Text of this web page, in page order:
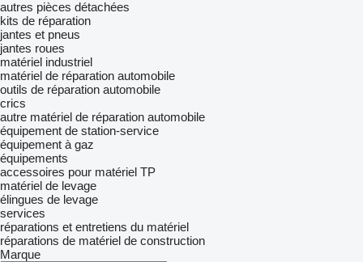
autres pièces détachées
kits de réparation
jantes et pneus
jantes roues
matériel industriel
matériel de réparation automobile
outils de réparation automobile
crics
autre matériel de réparation automobile
équipement de station-service
équipement à gaz
équipements
accessoires pour matériel TP
matériel de levage
élingues de levage
services
réparations et entretiens du matériel
réparations de matériel de construction
Marque